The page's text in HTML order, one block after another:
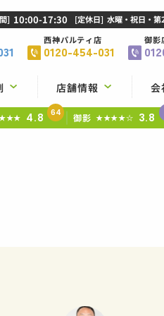
店舗情報 会
] 10:00-17:30 [定休日] 水曜・祝日・第
西神パルティ店
0120-454-031
御影
4.8 64 御影 ★★★★☆ 3.8